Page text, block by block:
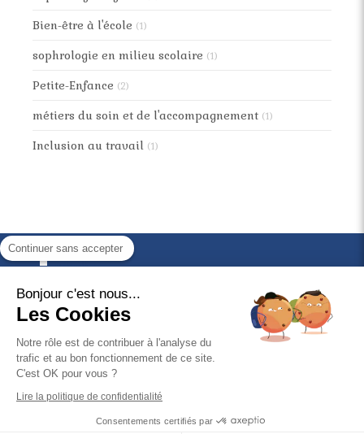
Bien-être à l'école (1)
sophrologie en milieu scolaire (1)
Petite-Enfance (2)
métiers du soin et de l'accompagnement (1)
Inclusion au travail (1)
Ligne 1
Entrez votre texte ici
©2020 Gabrielle Viale - Sophrologie
Continuer sans accepter
Bonjour c'est nous...
Les Cookies
Notre rôle est de contribuer à l'analyse du
trafic et au bon fonctionnement de ce site.
C'est OK pour vous ?
Lire la politique de confidentialité
Consentements certifiés par